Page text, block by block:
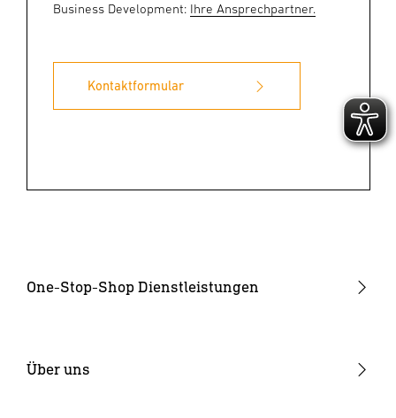
Business Development: Ihre Ansprechpartner.
Kontaktformular
One-Stop-Shop Dienstleistungen
Über uns